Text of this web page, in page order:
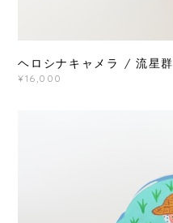
ヘロシナキャメラ / 流星群
¥16,000